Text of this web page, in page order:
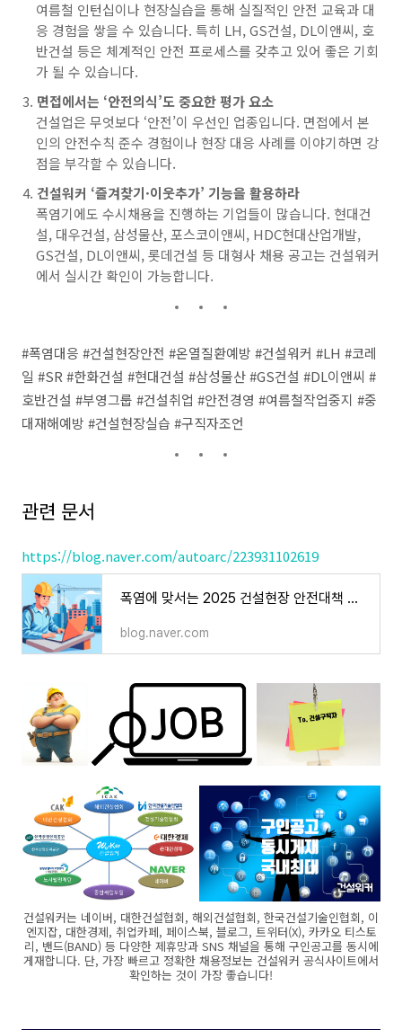
여름철 인턴십이나 현장실습을 통해 실질적인 안전 교육과 대
응 경험을 쌓을 수 있습니다. 특히 LH, GS건설, DL이앤씨, 호
반건설 등은 체계적인 안전 프로세스를 갖추고 있어 좋은 기회
가 될 수 있습니다.
면접에서는 ‘안전의식’도 중요한 평가 요소
건설업은 무엇보다 ‘안전’이 우선인 업종입니다. 면접에서 본
인의 안전수칙 준수 경험이나 현장 대응 사례를 이야기하면 강
점을 부각할 수 있습니다.
건설워커 ‘즐겨찾기·이웃추가’ 기능을 활용하라
폭염기에도 수시채용을 진행하는 기업들이 많습니다. 현대건
설, 대우건설, 삼성물산, 포스코이앤씨, HDC현대산업개발,
GS건설, DL이앤씨, 롯데건설 등 대형사 채용 공고는 건설워커
에서 실시간 확인이 가능합니다.
#폭염대응 #건설현장안전 #온열질환예방 #건설워커 #LH #코레
일 #SR #한화건설 #현대건설 #삼성물산 #GS건설 #DL이앤씨 #
호반건설 #부영그룹 #건설취업 #안전경영 #여름철작업중지 #중
대재해예방 #건설현장실습 #구직자조언
관련 문서
https://blog.naver.com/autoarc/223931102619
폭염에 맞서는 2025 건설현장 안전대책 총정리
blog.naver.com
건설워커는 네이버, 대한건설협회, 해외건설협회, 한국건설기술인협회, 이
엔지잡, 대한경제, 취업카페, 페이스북, 블로그, 트위터(X), 카카오 티스토
리, 밴드(BAND) 등 다양한 제휴망과 SNS 채널을 통해 구인공고를 동시에
게재합니다. 단, 가장 빠르고 정확한 채용정보는 건설워커 공식사이트에서
확인하는 것이 가장 좋습니다!